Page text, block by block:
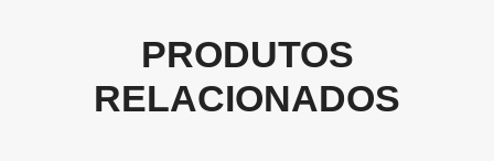
PRODUTOS
RELACIONADOS